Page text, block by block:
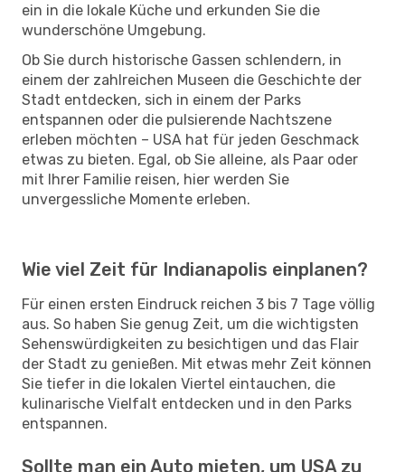
ein in die lokale Küche und erkunden Sie die
wunderschöne Umgebung.
Ob Sie durch historische Gassen schlendern, in
einem der zahlreichen Museen die Geschichte der
Stadt entdecken, sich in einem der Parks
entspannen oder die pulsierende Nachtszene
erleben möchten – USA hat für jeden Geschmack
etwas zu bieten. Egal, ob Sie alleine, als Paar oder
mit Ihrer Familie reisen, hier werden Sie
unvergessliche Momente erleben.
Wie viel Zeit für Indianapolis einplanen?
Für einen ersten Eindruck reichen 3 bis 7 Tage völlig
aus. So haben Sie genug Zeit, um die wichtigsten
Sehenswürdigkeiten zu besichtigen und das Flair
der Stadt zu genießen. Mit etwas mehr Zeit können
Sie tiefer in die lokalen Viertel eintauchen, die
kulinarische Vielfalt entdecken und in den Parks
entspannen.
Sollte man ein Auto mieten, um USA zu